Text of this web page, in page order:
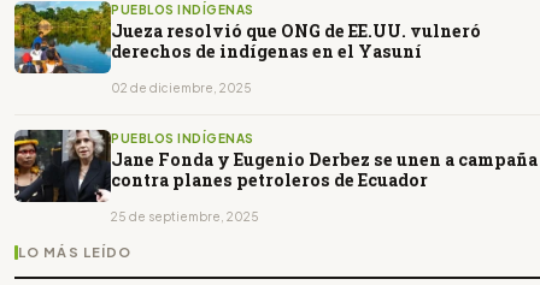
PUEBLOS INDÍGENAS
Jueza resolvió que ONG de EE.UU. vulneró
derechos de indígenas en el Yasuní
02 de diciembre, 2025
PUEBLOS INDÍGENAS
Jane Fonda y Eugenio Derbez se unen a campaña
contra planes petroleros de Ecuador
25 de septiembre, 2025
LO MÁS LEÍDO